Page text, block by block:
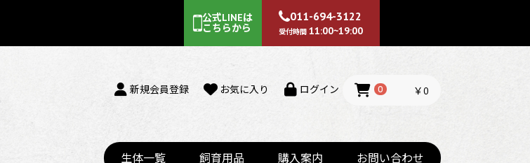
公式LINEは
こちらから
011-694-3122
受付時間 11:00~19:00
新規会員登録 お気に入り ログイン 0 ￥0
生体一覧 飼育用品 購入案内 お問い合わせ